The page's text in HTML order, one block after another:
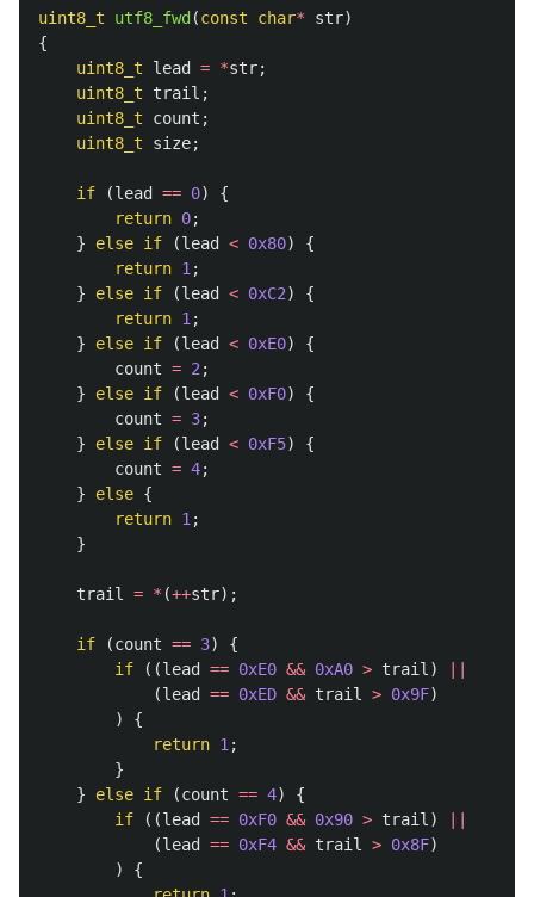
uint8_t utf8_fwd (const char* str)
{
uint8_t
lead = *str;
uint8_t
trail ;
uint8_t
count ;
uint8_t
size;
if (lead == 0)
{
return 0;
}
else if (lead < 0x80)
{
return 1 ;
}
else if (lead < 0xC2)
{
return 1 ;
}
else if (lead < 0xE0)
{
count = 2 ;
}
else if (lead < 0xF0)
{
count = 3;
}
else if (lead < 0xF5)
{
count = 4;
}
else {
return 1 ;
}
trail = * (++str);
if (count == 3)
{
if
((lead == 0xE0 && 0xA0 > trail )
(lead == 0xED && trail > 0x9F)
)
{
return 1 ;
}
}
else if (count == 4)
{
if
((lead == 0xF0 && 0x90 > trail )
(lead == 0xF4 && trail > 0x8F)
)
{